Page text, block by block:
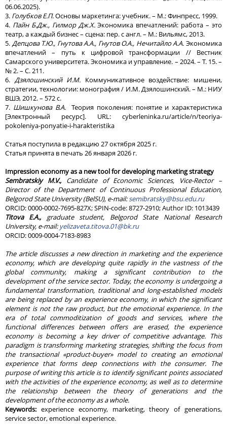
06.06.2025).
3. Голубков Е.П.Основы маркетинга: учебник. – М.: Финпресс, 1999.
4. Пайн Б.Дж., Гилмор Дж.Х.Экономика впечатлений: работа – это
театр, а каждый бизнес – сцена: пер. с англ. – М.: Вильямс, 2013.
5. Депцова Т.Ю., Гнутова А.А., Гнутов О.А., Нечитайло А.А. Экономика
впечатлений – путь к цифровой трансформации // Вестник
Самарского университета. Экономика и управление. – 2024. – Т. 15. –
№ 2. – С. 211.
6. Дзялошинский И.М. Коммуникативное воздействие: мишени,
стратегии, технологии: монография / И.М. Дзялошинский. – М.: НИУ
ВШЭ, 2012. – 572 с.
7. Шишкунова В.А. Теория поколения: понятие и характеристика
[Электронный ресурс]. URL: cyberleninka.ru/article/n/teoriya-
pokoleniya-ponyatie-i-harakteristika
Статья поступила в редакцию 27 октября 2025 г.
Статья принята в печать 26 января 2026 г.
Impression economy as a new tool for developing marketing strategy
Sembratskiy M.V., Candidate of Economic Sciences, Vice-Rector –
Director of the Department of Continuous Professional Education,
Belgorod State University (BelSU), e-mail: semibratsky@bsu.edu.ru
ORCID: 0000-0002-7695-827X; SPIN-code: 8727-2910; Author ID: 1013439
Titova E.A., graduate student, Belgorod State National Research
University, e-mail:yelizaveta.titova.01@bk.ru
ORCID: 0009-0004-7183-8983
The article discusses a new direction in marketing and the experience
economy, which are developing quite rapidly in the vastness of the
global community, making a significant contribution to the
development of the service sector. Today, the economy is undergoing a
fundamental transformation, traditional and long-established models
are being replaced by an experience economy, in which the significant
element is not the raw product, but the emotional experience. In the
era of total commoditization of goods and services, where the
functional differences between offers are erased, the experience
economy is becoming a key driver of competitive advantage. This
paradigm is transforming marketing strategies, shifting the focus from
the transactional «product-buyer» model to creating an emotional
experience that forms deep connections with the consumer. The
purpose of writing this article is to identify significant points associated
with the activities of the experience economy, as well as to determine
the relationship between the theory of generations and the
development of the economy as a whole.
Keywords: experience economy, marketing, theory of generations,
service sector, emotional experience.